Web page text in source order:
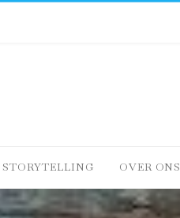
STORYTELLING OVER ONS